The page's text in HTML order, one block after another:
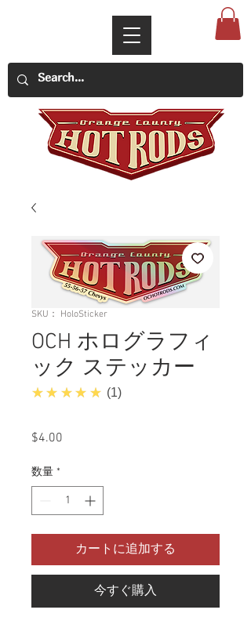
SKU： HoloSticker
OCH ホログラフィ
ック ステッカー
★★★★★ 5.0
1
$4.00
数量 *
カートに追加する
今すぐ購入